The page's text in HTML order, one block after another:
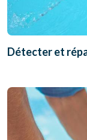
Détecter et